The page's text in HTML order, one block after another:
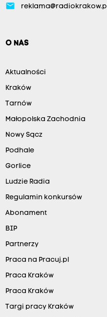
email reklama@radiokrakow.pl
O NAS
Aktualności
Kraków
Tarnów
Małopolska Zachodnia
Nowy Sącz
Podhale
Gorlice
Ludzie Radia
Regulamin konkursów
Abonament
BIP
Partnerzy
Praca na Pracuj.pl
Praca Kraków
Praca Kraków
Targi pracy Kraków